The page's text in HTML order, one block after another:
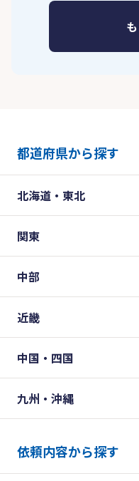
都道府県から探す
北海道・東北
関東
中部
近畿
中国・四国
九州・沖縄
依頼内容から探す